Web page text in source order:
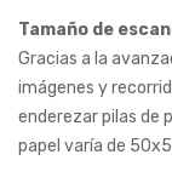
Tamaño de
Gracias a la
imágenes y
enderezar pilas de
papel varía de